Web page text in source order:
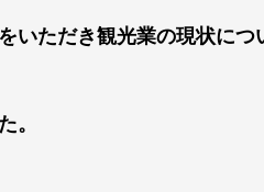
いただき観光業の現状につ
。